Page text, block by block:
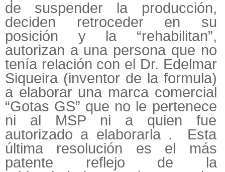
de suspender la producción,
deciden retroceder en su
posición y la “rehabilitan”,
autorizan a una persona que no
tenía relación con el Dr. Edelmar
Siqueira (inventor de la formula)
a elaborar una marca comercial
“Gotas GS” que no le pertenece
ni al MSP ni a quien fue
autorizado a elaborarla . Esta
última resolución es el más
patente reflejo de la